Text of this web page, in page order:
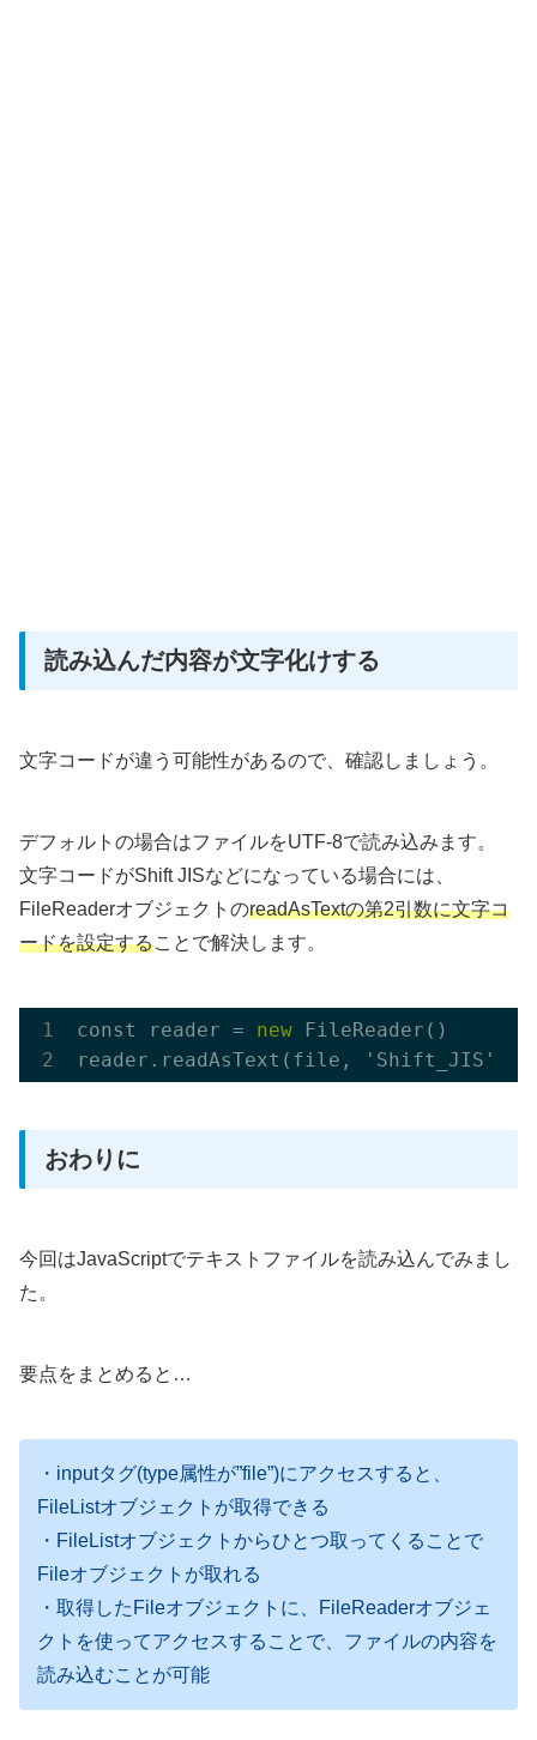
読み込んだ内容が文字化けする
文字コードが違う可能性があるので、確認しましょう。
デフォルトの場合はファイルをUTF-8で読み込みます。
文字コードがShift JISなどになっている場合には、
FileReaderオブジェクトのreadAsTextの第2引数に文字コ
ードを設定することで解決します。
const reader = new
FileReader()
reader.readAsText( file , 'Shift_JIS')
おわりに
今回はJavaScriptでテキストファイルを読み込んでみまし
た。
要点をまとめると…
・inputタグ(type属性が”file”)にアクセスすると、
FileListオブジェクトが取得できる
・FileListオブジェクトからひとつ取ってくることで
Fileオブジェクトが取れる
・取得したFileオブジェクトに、FileReaderオブジェ
クトを使ってアクセスすることで、ファイルの内容を
読み込むことが可能